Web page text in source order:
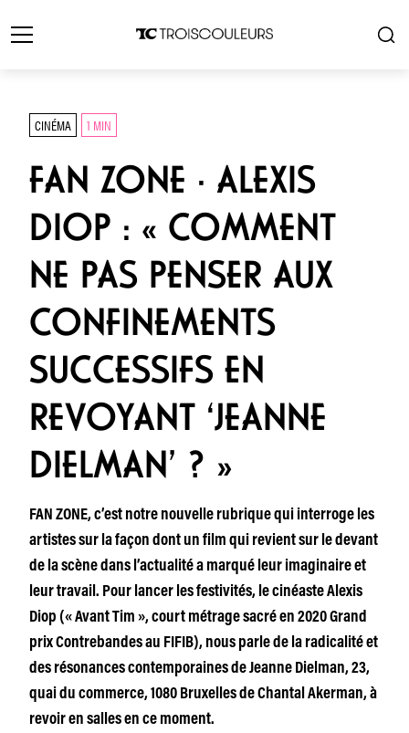
CINÉMA 1 MIN
FAN ZONE · ALEXIS
DIOP : « COMMENT
NE PAS PENSER AUX
CONFINEMENTS
SUCCESSIFS EN
REVOYANT ‘JEANNE
DIELMAN’ ? »
FAN ZONE, c’est notre nouvelle rubrique qui interroge les
artistes sur la façon dont un film qui revient sur le devant
de la scène dans l’actualité a marqué leur imaginaire et
leur travail. Pour lancer les festivités, le cinéaste Alexis
Diop (« Avant Tim », court métrage sacré en 2020 Grand
prix Contrebandes au FIFIB), nous parle de la radicalité et
des résonances contemporaines de Jeanne Dielman, 23,
quai du commerce, 1080 Bruxelles de Chantal Akerman, à
revoir en salles en ce moment.